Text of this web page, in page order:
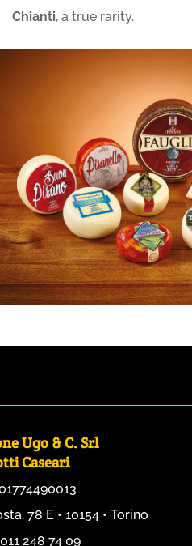
Chianti, a true rarity.
Ugo & C. Srl
Caseari
78 E • 10154 • Torino
248 74 09